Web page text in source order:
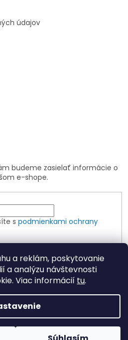
a reklám, poskytovanie
a analýzu návštevnosti
Viac informácií tu.
údajov
budeme zasielať informácie o
e-shope.
s podmienkami ochrany
Všetky práva vyhradené.Upraviť